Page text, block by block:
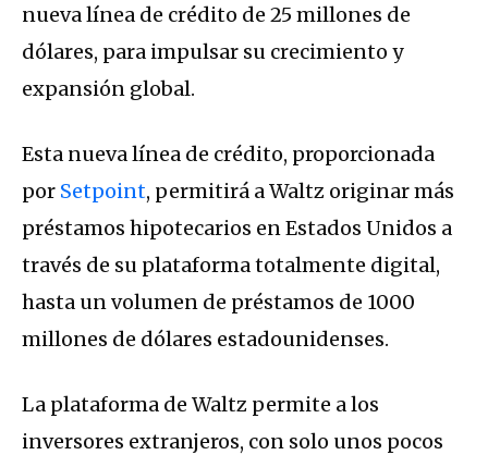
nueva línea de crédito de 25 millones de
dólares, para impulsar su crecimiento y
expansión global.
Esta nueva línea de crédito, proporcionada
por Setpoint, permitirá a Waltz originar más
préstamos hipotecarios en Estados Unidos a
través de su plataforma totalmente digital,
hasta un volumen de préstamos de 1000
millones de dólares estadounidenses.
La plataforma de Waltz permite a los
inversores extranjeros, con solo unos pocos